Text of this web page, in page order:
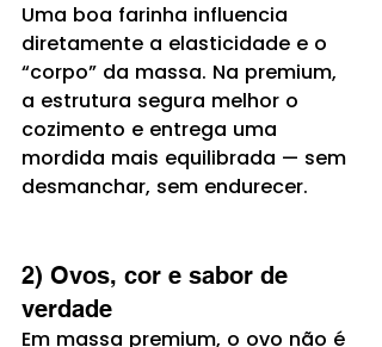
Uma boa farinha influencia
diretamente a elasticidade e o
“corpo” da massa. Na premium,
a estrutura segura melhor o
cozimento e entrega uma
mordida mais equilibrada — sem
desmanchar, sem endurecer.
2) Ovos, cor e sabor de
verdade
Em massa premium, o ovo não é